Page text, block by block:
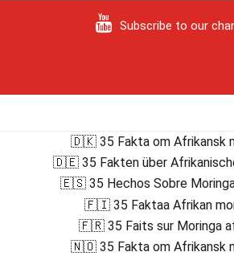
Subscribe to our
🇩🇰 35 Fakta om Afrikansk
🇩🇪 35 Fakten über
🇪🇸 35 Hechos Sobre
🇫🇮 35 Faktaa Afrikan
🇫🇷 35 Faits sur Moringa
🇳🇴 35 Fakta om Afrikansk